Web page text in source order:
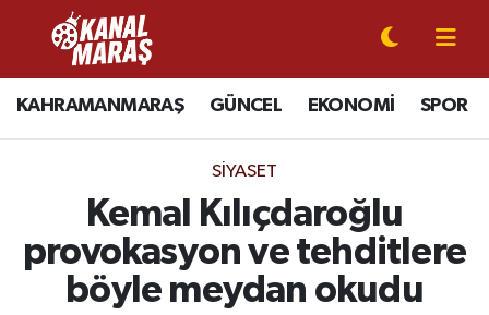
KAHRAMANMARAŞ GÜNCEL EKONOMİ SPOR
SIYASET
Kemal Kılıçdaroğlu
provokasyon ve tehditlere
böyle meydan okudu
CANLI YAYIN
KAHRAMANMARAŞ
SPOR
SİYASET
Kahramanmaraş Nöbetçi Eczaneler
Kahramanmaraş Hava Durumu
Kahramanmaraş Trafik Yoğunluk Haritası
Süper Lig Puan Durumu ve Fikstür